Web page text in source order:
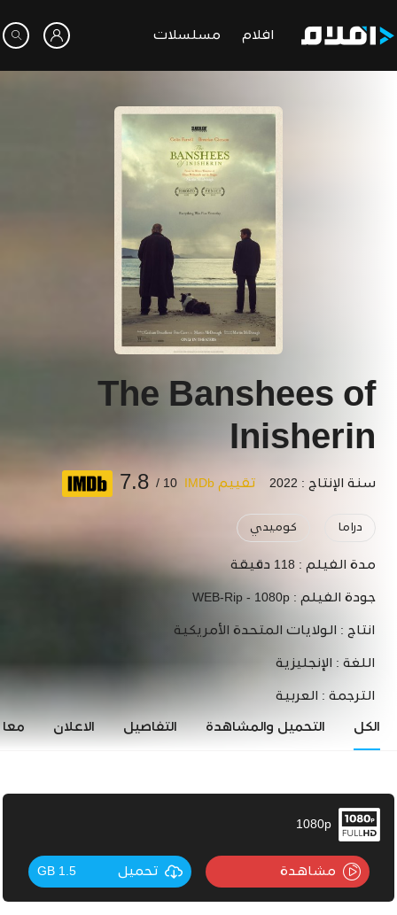
افلام مسلسلات
The Banshees of
Inisherin
سنة الإنتاج : 2022 تقييم IMDb 10 /
7.8
دراما كوميدي
مدة الفيلم : 118 دقيقة
جودة الفيلم : WEB-Rip - 1080p
انتاج : الولايات المتحدة الأمريكية
اللغة : الإنجليزية
الترجمة : العربية
الكل التحميل والمشاهدة التفاصيل الاعلان
1080p
مشاهدة تحميل 1.5 GB